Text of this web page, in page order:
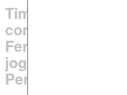
Timbaúba
comparece a
Ferreiros e perde
jogo seguido por
Pernambucano